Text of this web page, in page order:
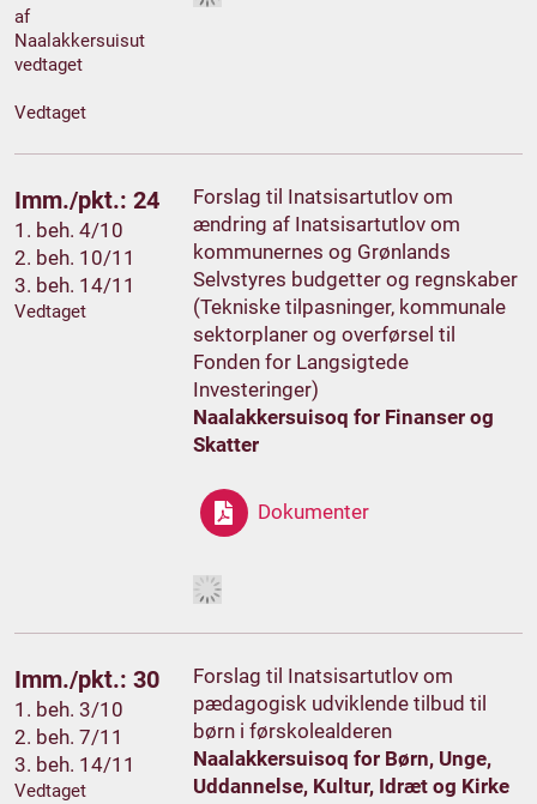
af
Naalakkersuisut
vedtaget
Vedtaget
Imm./pkt.: 24
1. beh. 4/10
2. beh. 10/11
3. beh. 14/11
Vedtaget
Forslag til Inatsisartutlov om
ændring af Inatsisartutlov om
kommunernes og Grønlands
Selvstyres budgetter og regnskaber
(Tekniske tilpasninger, kommunale
sektorplaner og overførsel til
Fonden for Langsigtede
Investeringer)
Naalakkersuisoq for Finanser og
Skatter
Dokumenter
Imm./pkt.: 30
1. beh. 3/10
2. beh. 7/11
3. beh. 14/11
Vedtaget
Forslag til Inatsisartutlov om
pædagogisk udviklende tilbud til
børn i førskolealderen
Naalakkersuisoq for Børn, Unge,
Uddannelse, Kultur, Idræt og Kirke